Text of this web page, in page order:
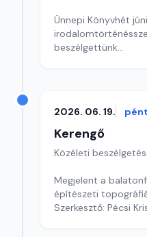
Ünnepi Könyvhét
beszélgettünk
2026. 06. 19.
Kerengő
Közéleti
Megjelent a
építészeti
Szerkesztő: Pécsi